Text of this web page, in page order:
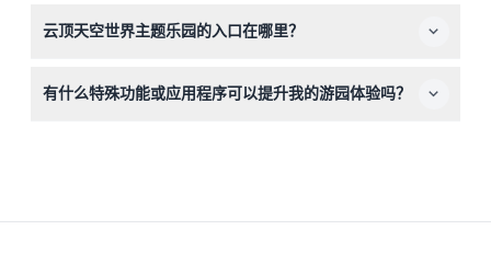
卡，用于购买餐饮、纪念品和门票外的其他费用。
云顶天空世界主题乐园的入口在哪里？
抵达云顶高原后很容易找到。
有什么特殊功能或应用程序可以提升我的游园体验吗？